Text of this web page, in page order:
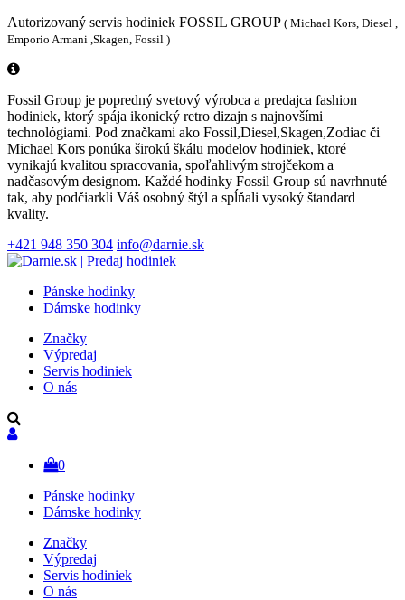
Autorizovaný servis hodiniek FOSSIL GROUP ( Michael Kors, Diesel ,
Emporio Armani ,Skagen, Fossil )
Fossil Group je popredný svetový výrobca a predajca fashion
hodiniek, ktorý spája ikonický retro dizajn s najnovšími
technológiami. Pod značkami ako Fossil,Diesel,Skagen,Zodiac či
Michael Kors ponúka širokú škálu modelov hodiniek, ktoré
vynikajú kvalitou spracovania, spoľahlivým strojčekom a
nadčasovým designom. Každé hodinky Fossil Group sú navrhnuté
tak, aby podčiarkli Váš osobný štýl a spĺňali vysoký štandard
kvality.
+421 948 350 304 info@darnie.sk
Pánske hodinky
Dámske hodinky
Značky
Výpredaj
Servis hodiniek
O nás
0
Pánske hodinky
Dámske hodinky
Značky
Výpredaj
Servis hodiniek
O nás